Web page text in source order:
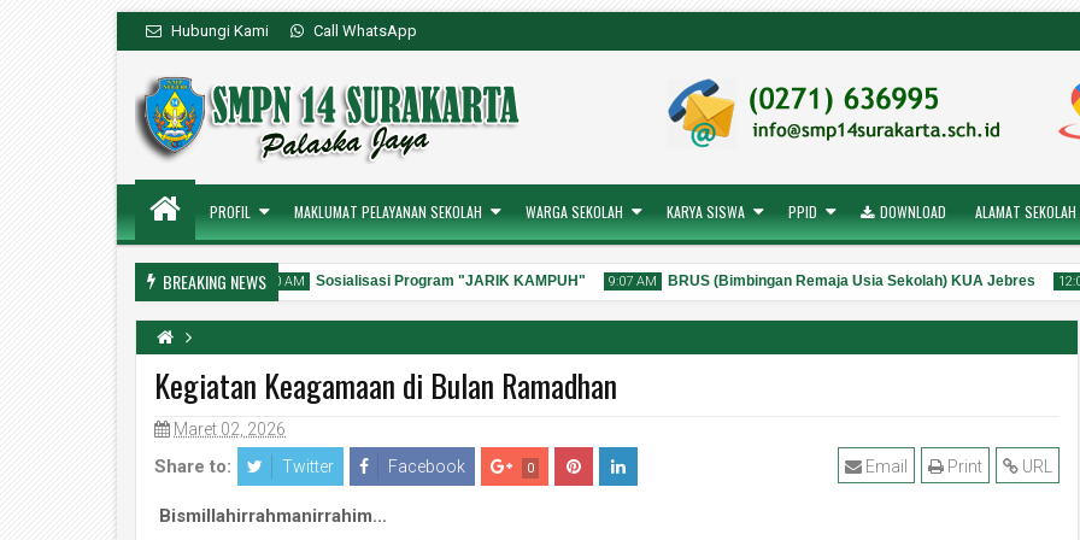
Hubungi Kami Call WhatsApp
PROFIL MAKLUMAT PELAYANAN SEKOLAH WARGA SEKOLAH KARYA SISWA PPID DOWNLOAD ALAMAT SEKOLAH
BREAKING NEWS
Layanan Pengaduan Resmi 10:00 AM
31 Jul
2026
Sosialisasi Program "JARIK KAMPUH" 9:07 AM
28
BRUS (Bimbingan Remaja Usia Sekolah) KUA Jebres
25
Kegiatan Keagamaan di Bulan Ramadhan
Maret 02, 2026
Share to: Twitter Facebook 0 URL
Print
Email
Bismillahirrahmanirrahim…